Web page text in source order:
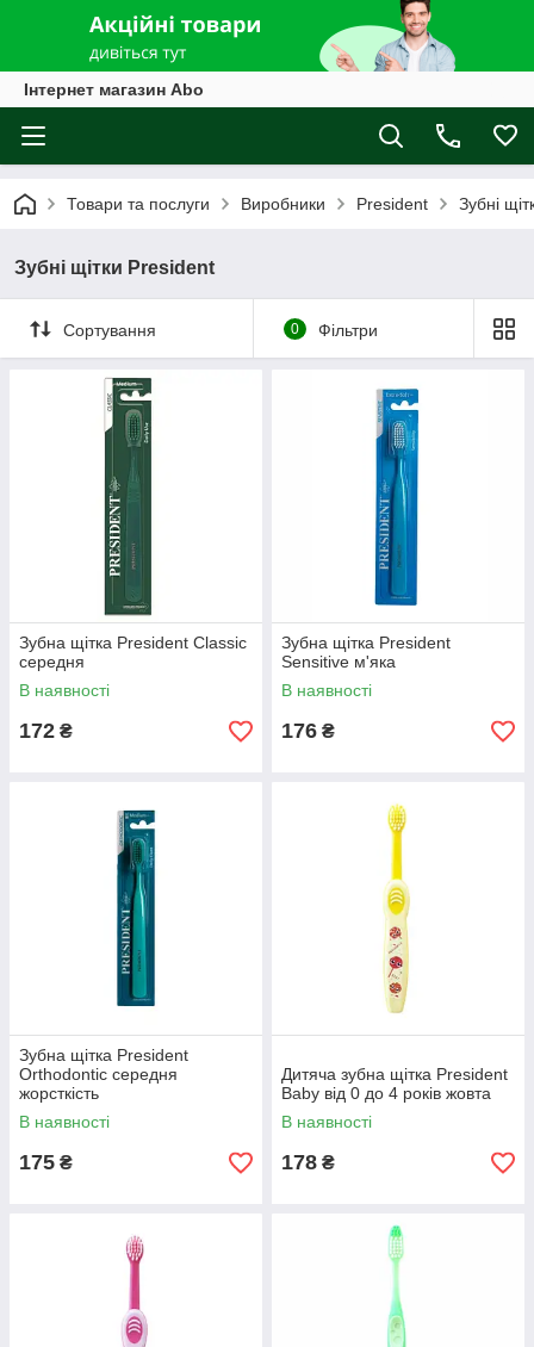
Інтернет магазин Abo
Товари та послуги Виробники President Зубні
Зубні щітки President
Сортування 0 Фільтри
Зубна щітка President Classic
середня
В наявності
172 ₴
Зубна щітка President
Sensitive м'яка
В наявності
176 ₴
Зубна щітка President
Orthodontic середня
жорсткість
В наявності
175 ₴
Дитяча зубна щітка President
Baby від 0 до 4 років жовта
В наявності
178 ₴